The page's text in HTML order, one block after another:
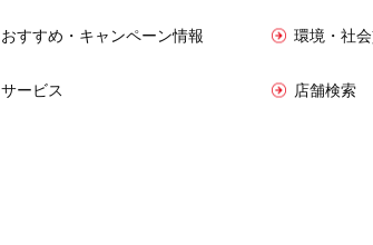
おすすめ・キャンペーン情報
サービス
環境・社
店舗検索